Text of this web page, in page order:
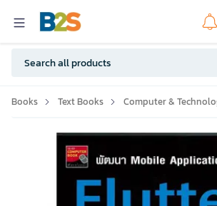
Books Text Books Computer &